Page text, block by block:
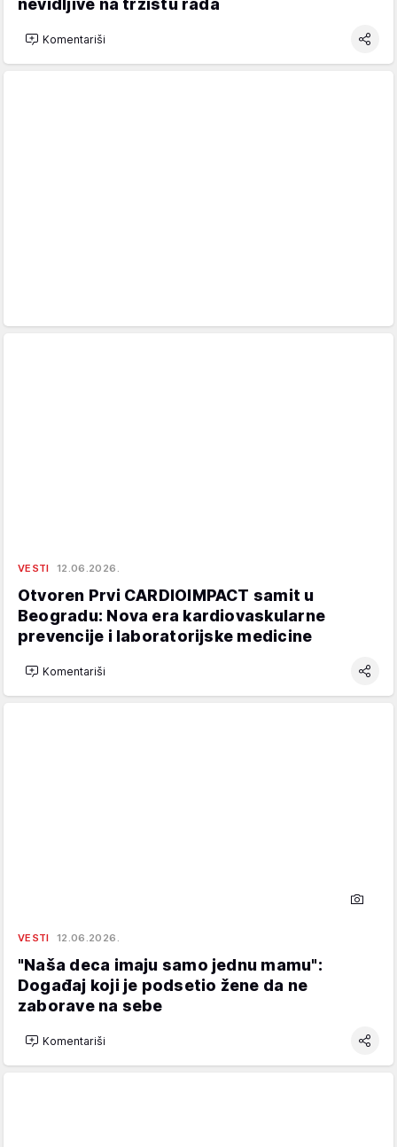
nevidljive na tržištu rada
Komentariši
VESTI 12.06.2026.
Otvoren Prvi CARDIOIMPACT samit u
Beogradu: Nova era kardiovaskularne
prevencije i laboratorijske medicine
Komentariši
VESTI 12.06.2026.
"Naša deca imaju samo jednu mamu":
Događaj koji je podsetio žene da ne
zaborave na sebe
Komentariši